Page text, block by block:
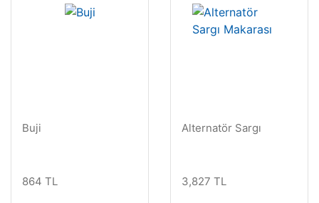
Buji
864 TL
Alternatör Sargı
3,827 TL